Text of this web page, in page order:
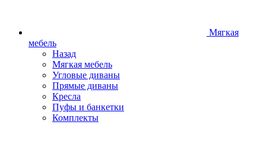
Мягкая
мебель
Назад
Мягкая мебель
Угловые диваны
Прямые диваны
Кресла
Пуфы и банкетки
Комплекты